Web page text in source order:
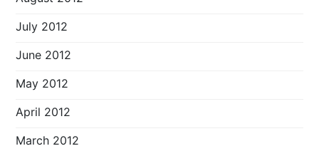
July 2012
June 2012
May 2012
April 2012
March 2012